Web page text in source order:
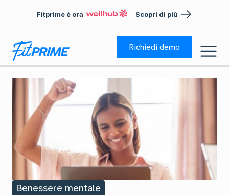
Fitprime è ora Scopri di più
Richiedi demo
Benessere mentale